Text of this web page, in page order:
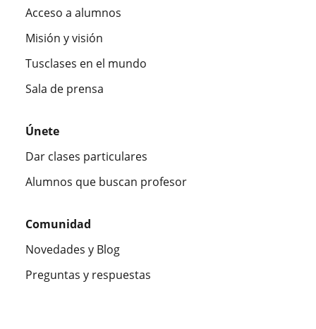
Acceso a alumnos
Misión y visión
Tusclases en el mundo
Sala de prensa
Únete
Dar clases particulares
Alumnos que buscan profesor
Comunidad
Novedades y Blog
Preguntas y respuestas